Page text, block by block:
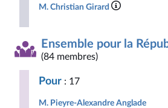
M. Christian Girard
Ensemble pour la
(84 membres)
Pour : 17
M. Pieyre-Alexandre Anglade